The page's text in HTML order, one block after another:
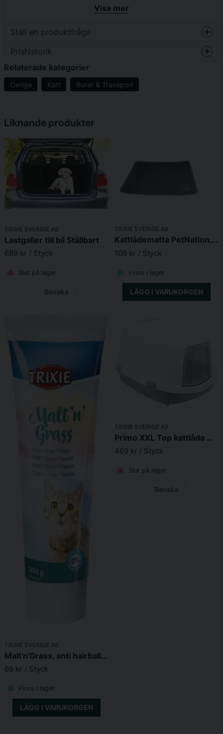
Visa mer
Ställ en produktfråga
question
email
Mejladress
Ja, ni får publicera min fråga
Skicka fråga
Prishistorik
Relaterade kategorier
Övriga Katt Burar & Transport
Liknande produkter
TRIXIE SVERIGE AB
Lastgaller till bil Ställbart
689 kr / Styck
Slut på lager
Bevaka
TRIXIE SVERIGE AB
Kattlådematta PetNation, 60x40 cm, grå
109 kr / Styck
Finns i lager
LÄGG I VARUKORGEN
TRIXIE SVERIGE AB
Malt'n'Grass, anti hairball 100g
69 kr / Styck
Finns i lager
LÄGG I VARUKORGEN
TRIXIE SVERIGE AB
Primo XXL Top kattlåda med huv 56x47x71 cm grå/vit
469 kr / Styck
Slut på lager
Bevaka